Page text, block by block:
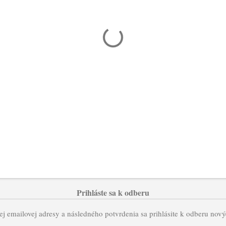
Prihláste sa k odberu
emailovej adresy a následného potvrdenia sa prihlásite k odberu